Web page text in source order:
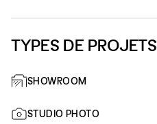
TYPES DE PROJETS
SHOWROOM
STUDIO PHOTO